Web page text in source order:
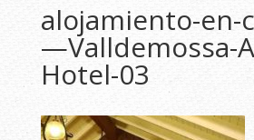
alojamiento-en-
—Valldemossa-
Hotel-03